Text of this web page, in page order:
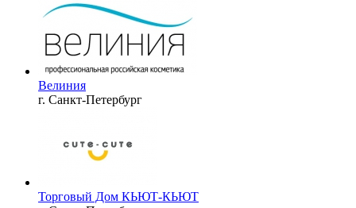
Велиния
г. Санкт-Петербург
Торговый Дом КЬЮТ-КЬЮТ